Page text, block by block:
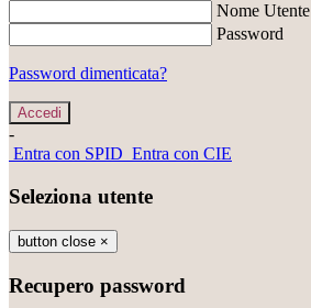
Nome Utente
Password
Password dimenticata?
-
Entra con SPID Entra con CIE
Seleziona utente
button close ×
Recupero password